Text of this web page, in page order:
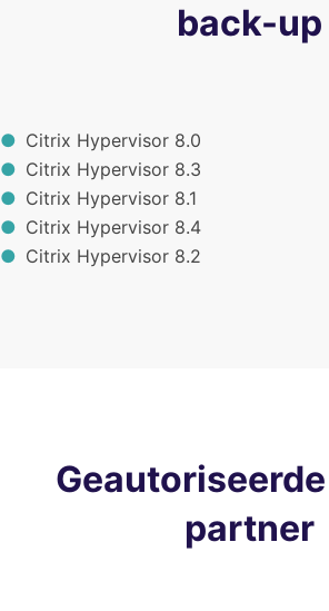
back-up
Citrix Hypervisor 8.0
Citrix Hypervisor 8.3
Citrix Hypervisor 8.1
Citrix Hypervisor 8.4
Citrix Hypervisor 8.2
partner